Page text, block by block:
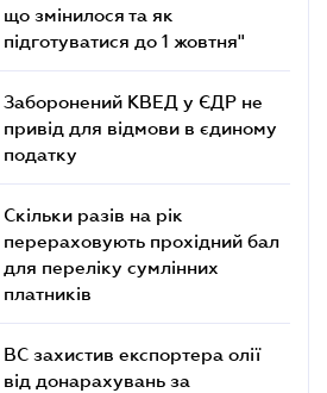
що змінилося та як
підготуватися до 1 жовтня"
Заборонений КВЕД у ЄДР не
привід для відмови в єдиному
податку
Скільки разів на рік
перераховують прохідний бал
для переліку сумлінних
платників
ВС захистив експортера олії
від донарахувань за